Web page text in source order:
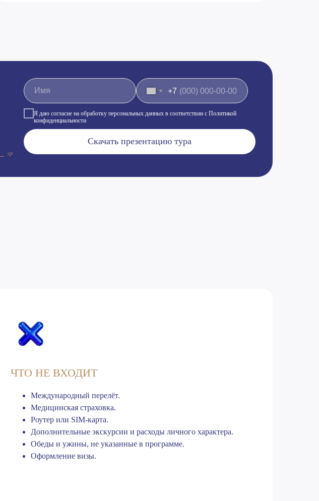
+7
Я даю согласие на обработку персональных данных в соответствии с Политикой
конфиденциальности
Скачать презентацию тура
ЧТО НЕ ВХОДИТ
Международный перелёт.
Медицинская страховка.
Роутер или SIM-карта.
Дополнительные экскурсии и расходы личного характера.
Обеды и ужины, не указанные в программе.
Оформление визы.